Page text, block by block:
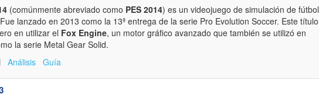
(comúnmente abreviado como PES 2014) es un videojuego de simulación de fútbol
lanzado en 2013 como la 13ª entrega de la serie Pro Evolution Soccer. Este título
en utilizar el Fox Engine, un motor gráfico avanzado que también se utilizó en
la serie Metal Gear Solid.
Análisis Guía